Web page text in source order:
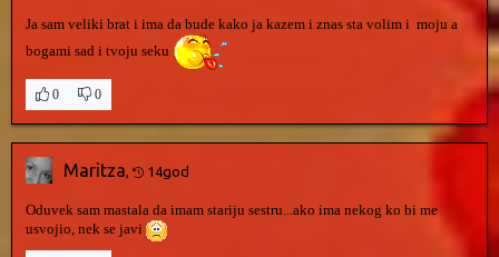
Ja sam veliki brat i ima da bude kako ja kazem i znas sta volim i moju a
bogami sad i tvoju seku
0 0
Maritza 14god
Oduvek sam mastala da imam stariju sestru...ako ima nekog ko bi me
usvojio, nek se javi